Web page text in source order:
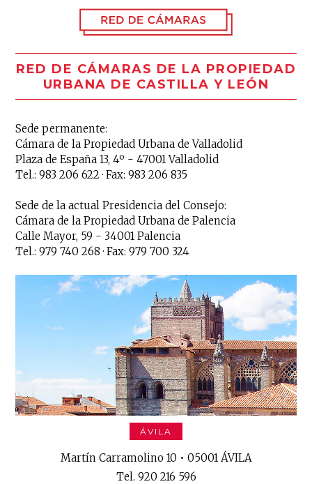
RED DE CÁMARAS DE LA PROPIEDAD
URBANA DE CASTILLA Y LEÓN
Sede permanente:
Cámara de la Propiedad Urbana de Valladolid
Plaza de España 13, 4º - 47001 Valladolid
Tel.: 983 206 622 · Fax: 983 206 835
Sede de la actual Presidencia del Consejo:
Cámara de la Propiedad Urbana de Palencia
Calle Mayor, 59 - 34001 Palencia
Tel.: 979 740 268 · Fax: 979 700 324
ÁVILA
Martín Carramolino 10 • 05001 ÁVILA
Tel. 920 216 596